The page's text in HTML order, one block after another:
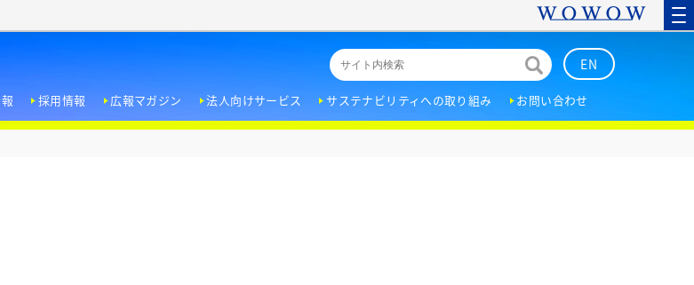
採用情報 広報マガジン 法人向けサービス サステナビリティへの取り組み お問い合わせ
EN